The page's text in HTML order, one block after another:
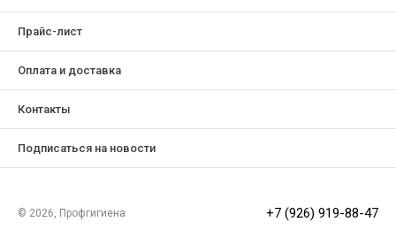
Прайс-лист
Оплата и доставка
Контакты
Подписаться на новости
© 2026, Профгигиена +7 (926) 919-88-47